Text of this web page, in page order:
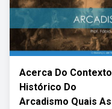
Acerca Do Contexto
Histórico Do
Arcadismo Quais As